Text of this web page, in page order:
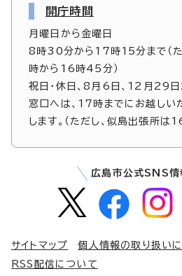
開庁時間
月曜日から金曜日
8時30分から17時15分まで（た
時から16時45分）
祝日・休日、8月6日、12月29
窓口へは、17時までにお越しい
します。（ただし、似島出張所は
広島市公式SNS情
サイトマップ 個人情報の取り扱い
RSS配信について